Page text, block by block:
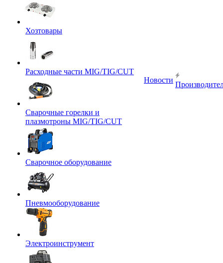
Хозтовары
Расходные части MIG/TIG/CUT
Сварочные горелки и
плазмотроны MIG/TIG/CUT
Сварочное оборудование
Пневмооборудование
Электроинструмент
Новости